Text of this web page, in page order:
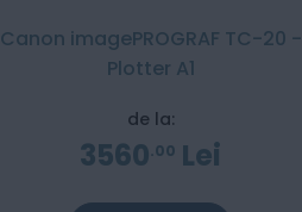
Canon imagePROGRAF TC-20 -
Plotter A1
de la:
3560 00 Lei